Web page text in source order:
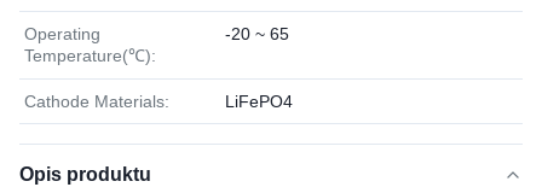
Operating
Temperature(℃):
-20 ~ 65
Cathode Materials: LiFePO4
Opis produktu